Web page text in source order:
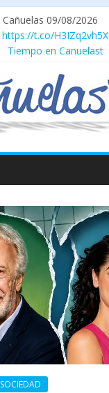
Cañuelas 09/08/2026
https://t.co/H3IZq2vh5X
Tiempo en Canuelast
SOCIEDAD